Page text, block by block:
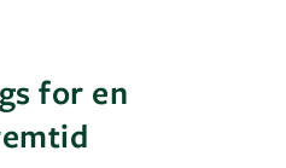
for en